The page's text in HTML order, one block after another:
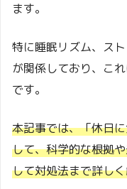
ます。
特に睡眠リズム、ス
が関係しており、こ
です。
本記事では、「休日
して、科学的な根拠
して対処法まで詳し